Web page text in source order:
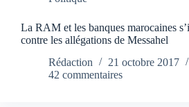
La RAM et les banques marocaines
contre les allégations de Messahel
Rédaction
21 octobre 2017
42 commentaires